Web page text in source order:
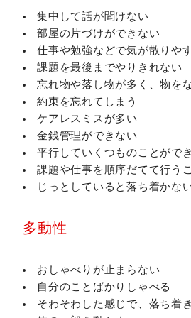
集中して話が聞けない
部屋の片づけができない
仕事や勉強などで気が散りや
課題を最後までやりきれない
忘れ物や落し物が多く、物を
約束を忘れてしまう
ケアレスミスが多い
金銭管理ができない
平行していくつものことがで
課題や仕事を順序だてて行う
じっとしていると落ち着かな
多動性
おしゃべりが止まらない
自分のことばかりしゃべる
そわそわした感じで、落ち着